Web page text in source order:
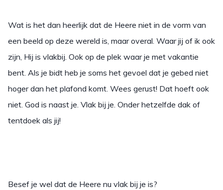
Wat is het dan heerlijk dat de Heere niet in de vorm van
een beeld op deze wereld is, maar overal. Waar jij of ik ook
zijn, Hij is vlakbij. Ook op de plek waar je met vakantie
bent. Als je bidt heb je soms het gevoel dat je gebed niet
hoger dan het plafond komt. Wees gerust! Dat hoeft ook
niet. God is naast je. Vlak bij je. Onder hetzelfde dak of
tentdoek als jij!
Besef je wel dat de Heere nu vlak bij je is?